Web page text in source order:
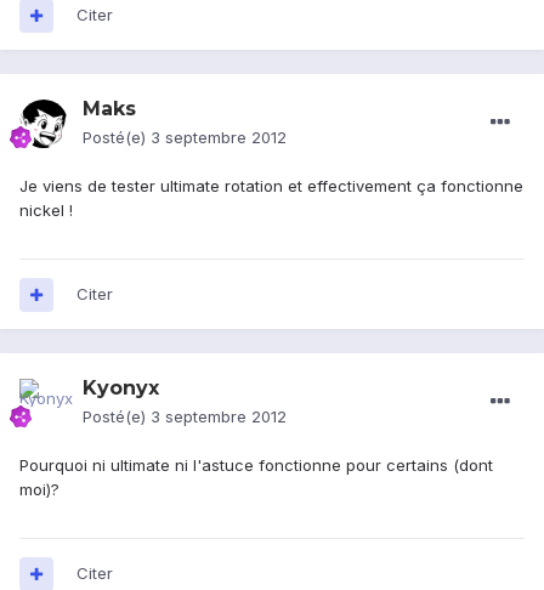
Citer
Maks
Posté(e) 3 septembre 2012
Je viens de tester ultimate rotation et effectivement ça fonctionne
nickel !
Citer
Kyonyx
Posté(e) 3 septembre 2012
Pourquoi ni ultimate ni l'astuce fonctionne pour certains (dont
moi)?
Citer